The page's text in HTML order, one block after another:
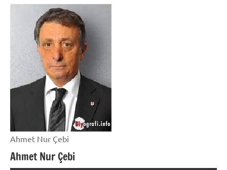
Ahmet Nur Çebi
Ahmet Nur Çebi